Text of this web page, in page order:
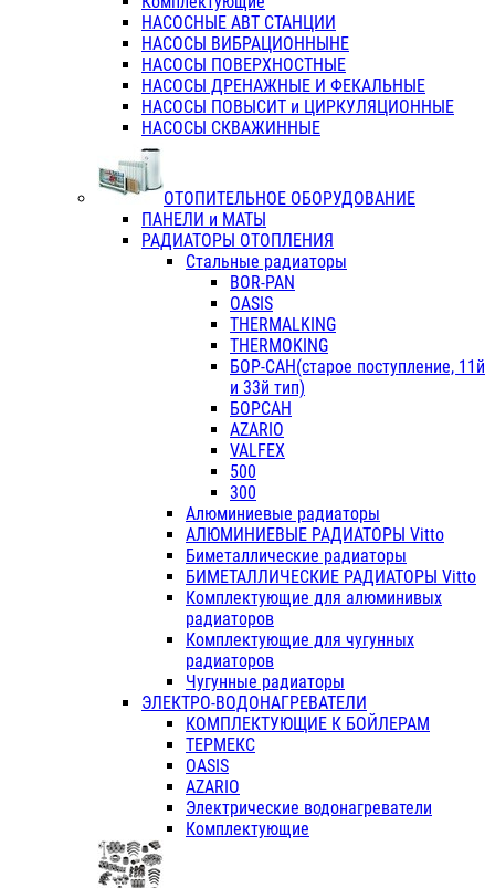
НАСОСНЫЕ АВТ СТАНЦИИ
НАСОСЫ ВИБРАЦИОННЫНЕ
НАСОСЫ ПОВЕРХНОСТНЫЕ
НАСОСЫ ДРЕНАЖНЫЕ И ФЕКАЛЬНЫЕ
НАСОСЫ ПОВЫСИТ и ЦИРКУЛЯЦИОННЫЕ
НАСОСЫ СКВАЖИННЫЕ
ОТОПИТЕЛЬНОЕ ОБОРУДОВАНИЕ
ПАНЕЛИ и МАТЫ
РАДИАТОРЫ ОТОПЛЕНИЯ
Стальные радиаторы
BOR-PAN
OASIS
THERMALKING
THERMOKING
БОР-САН(старое поступление, 11й
и 33й тип)
БОРСАН
AZARIO
VALFEX
500
300
Алюминиевые радиаторы
АЛЮМИНИЕВЫЕ РАДИАТОРЫ Vitto
Биметаллические радиаторы
БИМЕТАЛЛИЧЕСКИЕ РАДИАТОРЫ Vitto
Комплектующие для алюминивых
радиаторов
Комплектующие для чугунных
радиаторов
Чугунные радиаторы
ЭЛЕКТРО-ВОДОНАГРЕВАТЕЛИ
КОМПЛЕКТУЮЩИЕ К БОЙЛЕРАМ
ТЕРМЕКС
OASIS
AZARIO
Электрические водонагреватели
Комплектующие